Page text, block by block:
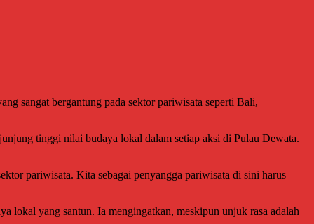
sangat bergantung pada sektor pariwisata seperti Bali,
tinggi nilai budaya lokal dalam setiap aksi di Pulau Dewata.
pariwisata. Kita sebagai penyangga pariwisata di sini harus
lokal yang santun. Ia mengingatkan, meskipun unjuk rasa adalah